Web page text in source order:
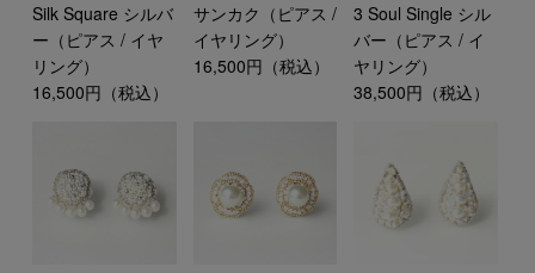
Silk Square シルバ
ー（ピアス / イヤ
リング）
16,500円（税込）
サンカク（ピアス /
イヤリング）
16,500円（税込）
3 Soul Single シル
バー（ピアス / イ
ヤリング）
38,500円（税込）